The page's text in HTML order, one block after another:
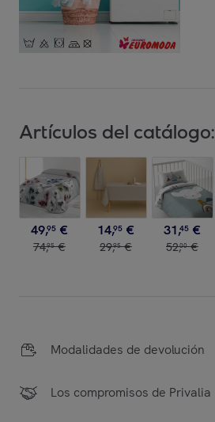
Artículos del catálogo:
49,95 €
74,95 €
14,95 €
29,95 €
31,45 €
52,00 €
Modalidades de devolución
Los compromisos de Privalia